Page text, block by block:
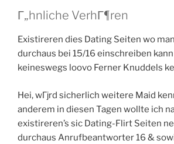
Г„hnliche VerhГ¶ren
Existireren dies Dating Seiten wo
durchaus bei 15/16 einschreiben
keineswegs loovo Ferner Knuddels
Hei, wГјrd sicherlich weitere Maid
anderem in diesen Tagen wollte ich
existireren’s sic Dating-Flirt Seiten
durchaus Anrufbeantworter 16 &